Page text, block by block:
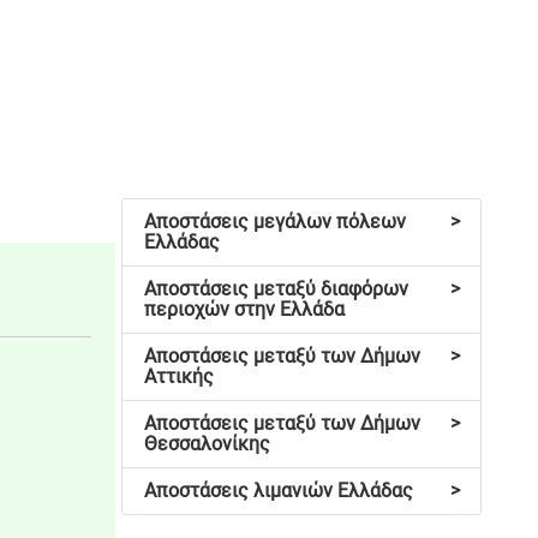
>
Αποστάσεις μεγάλων πόλεων
Ελλάδας
>
Αποστάσεις μεταξύ διαφόρων
περιοχών στην Ελλάδα
>
Αποστάσεις μεταξύ των Δήμων
Αττικής
>
Αποστάσεις μεταξύ των Δήμων
Θεσσαλονίκης
>
Αποστάσεις λιμανιών Ελλάδας